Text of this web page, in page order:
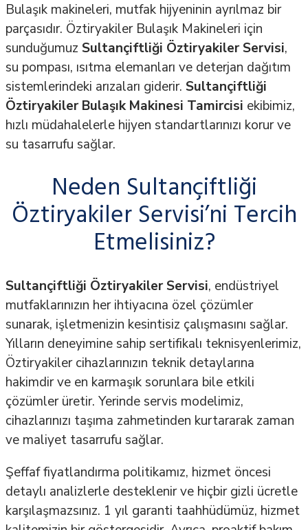
Bulaşık makineleri, mutfak hijyeninin ayrılmaz bir
parçasıdır. Öztiryakiler Bulaşık Makineleri için
sunduğumuz Sultançiftliği Öztiryakiler Servisi,
su pompası, ısıtma elemanları ve deterjan dağıtım
sistemlerindeki arızaları giderir. Sultançiftliği
Öztiryakiler Bulaşık Makinesi Tamircisi ekibimiz,
hızlı müdahalelerle hijyen standartlarınızı korur ve
su tasarrufu sağlar.
Neden Sultançiftliği
Öztiryakiler Servisi’ni Tercih
Etmelisiniz?
Sultançiftliği Öztiryakiler Servisi, endüstriyel
mutfaklarınızın her ihtiyacına özel çözümler
sunarak, işletmenizin kesintisiz çalışmasını sağlar.
Yılların deneyimine sahip sertifikalı teknisyenlerimiz,
Öztiryakiler cihazlarınızın teknik detaylarına
hakimdir ve en karmaşık sorunlara bile etkili
çözümler üretir. Yerinde servis modelimiz,
cihazlarınızı taşıma zahmetinden kurtararak zaman
ve maliyet tasarrufu sağlar.
Şeffaf fiyatlandırma politikamız, hizmet öncesi
detaylı analizlerle desteklenir ve hiçbir gizli ücretle
karşılaşmazsınız. 1 yıl garanti taahhüdümüz, hizmet